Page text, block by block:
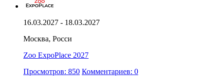
16.03.2027 - 18.03.2027
Москва, Росси
Zoo ExpoPlace 2027
Просмотров: 850 Комментариев: 0